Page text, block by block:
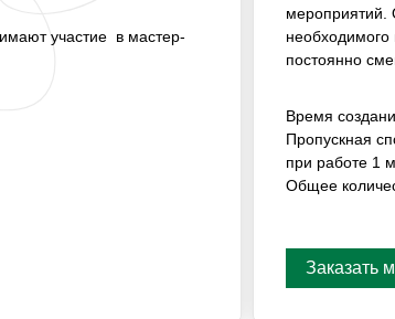
МАСТЕР-
НАХОДИТСЯ
СМЕНЯЯ
ПРИ РАБОТЕ
ОБЩЕЕ
Заказать
Время
Пропускная
при работе 1
Общее
мероприятий.
необходимого
постоянно
Заказать
участие в мастер-